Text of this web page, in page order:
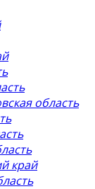
область
край